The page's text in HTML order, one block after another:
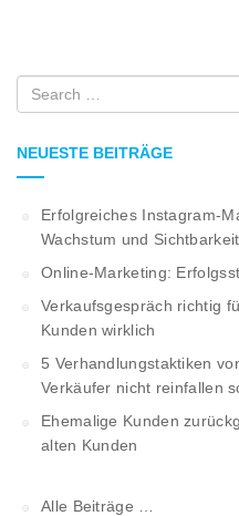
Search
NEUESTE BEITRÄGE
Erfolgreiches Instagram-
Wachstum und Sichtbarkeit
Online-Marketing:
Verkaufsgespräch richtig
Kunden wirklich
5 Verhandlungstaktiken
Verkäufer nicht reinfallen
Ehemalige Kunden
alten Kunden
Alle Beiträge …